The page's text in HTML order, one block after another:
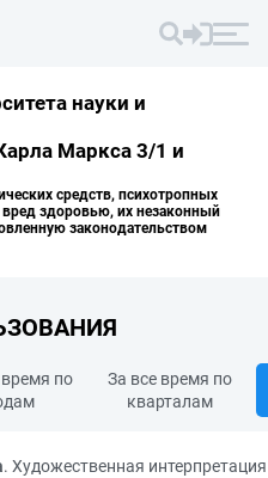
науки и
Маркса 3/1 и
средств, психотропных
вред здоровью, их незаконный
законодательством
по
За все время по
кварталам
. Художественная